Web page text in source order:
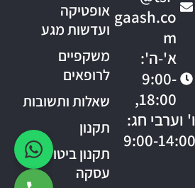
gaash.co
m
א'-ה':
9:00-
18:00,
ו' וערבי חג:
9:00-14:00
אופטיקה
ועדשות מגע
משקפיים
לרופאים
שאלות ותשובות
תקנון
תקנון ביטול
עסקה